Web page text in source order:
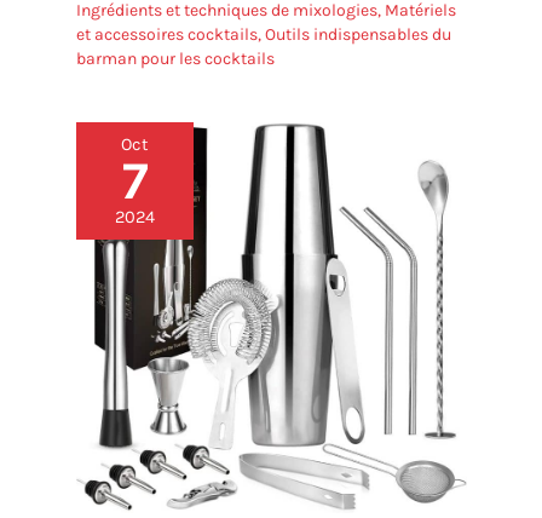
Ingrédients et techniques de mixologies, Matériels
et accessoires cocktails,Outils indispensables du
barman pour les cocktails
Oct
7
2024